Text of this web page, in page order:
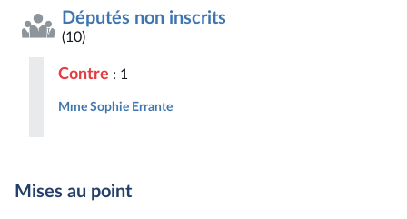
Députés non inscrits
(10)
Contre : 1
Mme Sophie Errante
Mises au point